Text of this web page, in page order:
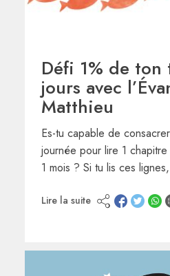
Défi 1% de
jours avec
Matthieu
Es-tu capable de
journée pour lire 1
1 mois ? Si tu lis ces
Lire la suite